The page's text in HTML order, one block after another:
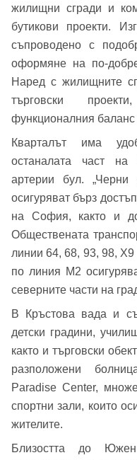
Добре
Вход
Имейл Адрес
Парола
Забравена парола?
жилищни сгради и
бутикови проекти.
съпроводено с
оформяне на по-
Наред с жилищните
търговски
функционалния баланс
Кварталът има
останалата част на
артерии бул. „Черни
осигуряват бърз
на София, както и
Обществената
линии 64, 68, 93, 98,
по линия М2
северните части на
В Кръстова вада и
детски градини,
както и търговски
разположени
Paradise Center,
спортни зали, които
жителите.
Близостта до
Име*
Имейл адрес*
Телефон*
▼
Вашето
се обадим